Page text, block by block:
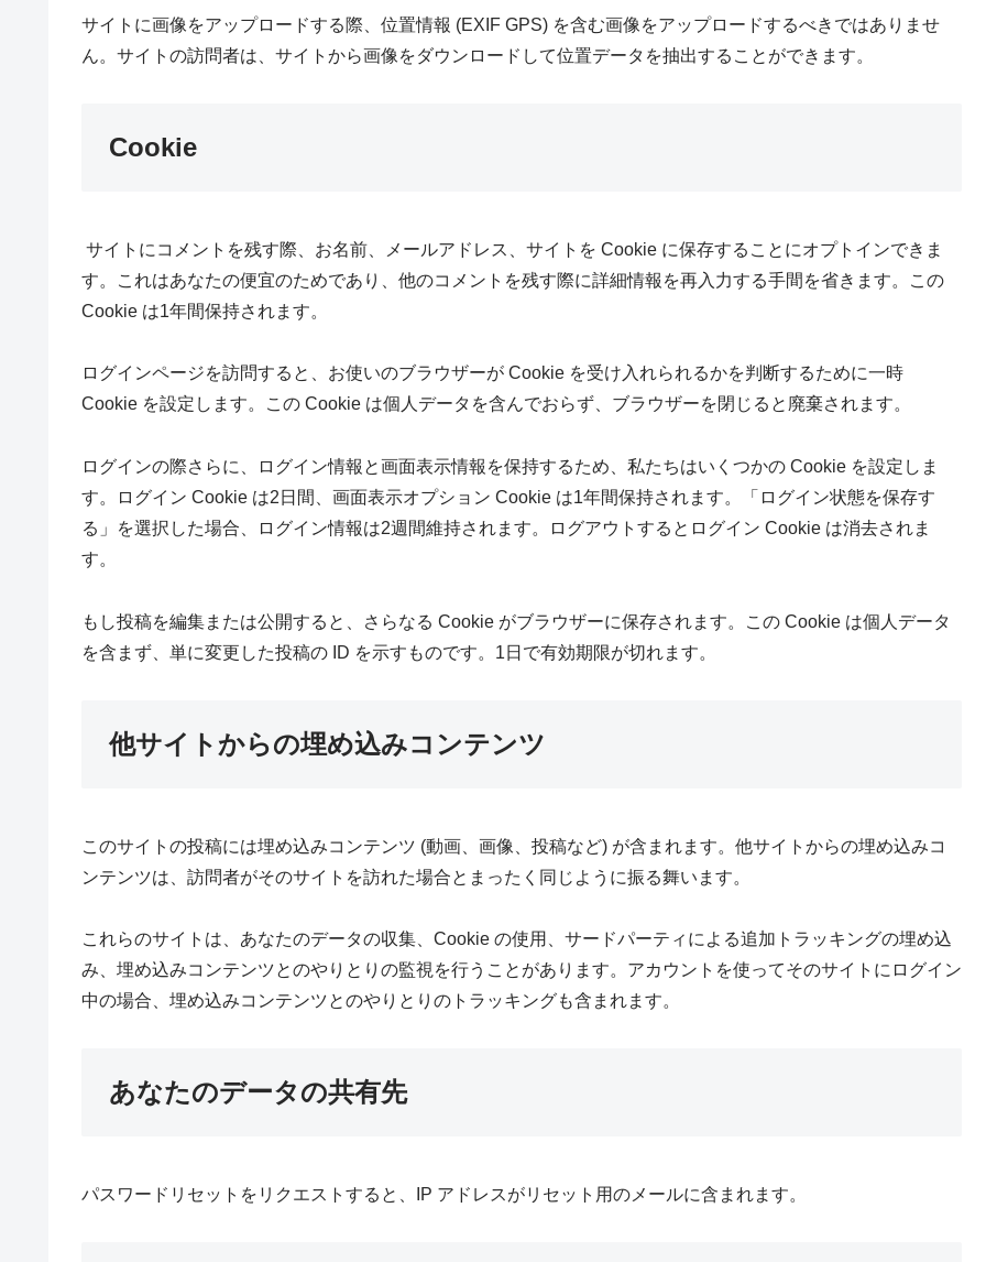
サイトに画像をアップロードする際、位置情報 (EXIF GPS) を含む画像をアップロードするべきではありませ
ん。サイトの訪問者は、サイトから画像をダウンロードして位置データを抽出することができます。
Cookie
サイトにコメントを残す際、お名前、メールアドレス、サイトを Cookie に保存することにオプトインできま
す。これはあなたの便宜のためであり、他のコメントを残す際に詳細情報を再入力する手間を省きます。この
Cookie は1年間保持されます。
ログインページを訪問すると、お使いのブラウザーが Cookie を受け入れられるかを判断するために一時
Cookie を設定します。この Cookie は個人データを含んでおらず、ブラウザーを閉じると廃棄されます。
ログインの際さらに、ログイン情報と画面表示情報を保持するため、私たちはいくつかの Cookie を設定しま
す。ログイン Cookie は2日間、画面表示オプション Cookie は1年間保持されます。「ログイン状態を保存す
る」を選択した場合、ログイン情報は2週間維持されます。ログアウトするとログイン Cookie は消去されま
す。
もし投稿を編集または公開すると、さらなる Cookie がブラウザーに保存されます。この Cookie は個人データ
を含まず、単に変更した投稿の ID を示すものです。1日で有効期限が切れます。
他サイトからの埋め込みコンテンツ
このサイトの投稿には埋め込みコンテンツ (動画、画像、投稿など) が含まれます。他サイトからの埋め込みコ
ンテンツは、訪問者がそのサイトを訪れた場合とまったく同じように振る舞います。
これらのサイトは、あなたのデータの収集、Cookie の使用、サードパーティによる追加トラッキングの埋め込
み、埋め込みコンテンツとのやりとりの監視を行うことがあります。アカウントを使ってそのサイトにログイン
中の場合、埋め込みコンテンツとのやりとりのトラッキングも含まれます。
あなたのデータの共有先
パスワードリセットをリクエストすると、IP アドレスがリセット用のメールに含まれます。